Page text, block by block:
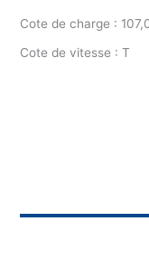
Cote de charge :
Cote de vitesse : T